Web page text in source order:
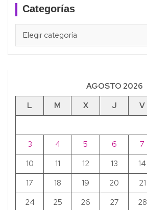
Categorías
AGOSTO 2026
L
M X J V
3
4 5 6 7
10
11 12 13 14
17
18 19 20 21
24
25 26 27 28